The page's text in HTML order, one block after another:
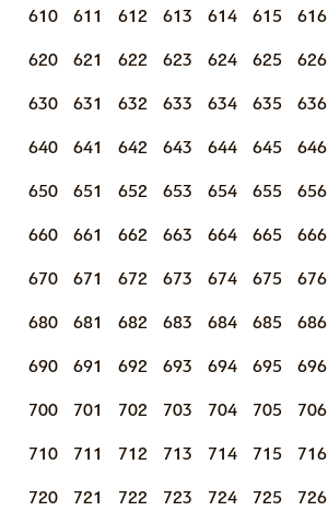
610 611 612 613 614 615 616
620 621 622 623 624 625 626
630 631 632 633 634 635 636
640 641 642 643 644 645 646
650 651 652 653 654 655 656
660 661 662 663 664 665 666
670 671 672 673 674 675 676
680 681 682 683 684 685 686
690 691 692 693 694 695 696
700 701 702 703 704 705 706
710 711 712 713 714 715 716
720 721 722 723 724 725 726